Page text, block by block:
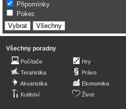
Připomínky
Pokec
Všechny poradny
Počítače
Teraristika
Akvaristika
Kutilství
Hry
Právo
Ekonomika
Život